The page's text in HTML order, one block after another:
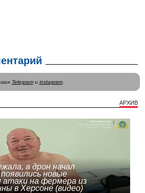
Telegramи instagram.
АРХИВ
а дрон начал
новые
атаки на фермера из
в Херсоне (видео)